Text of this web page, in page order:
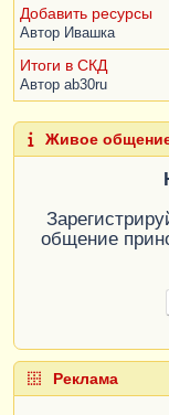
Добавить ресурсы
Автор Ивашка
Итоги в СКД
Автор ab30ru
Живое
общение
Реклама